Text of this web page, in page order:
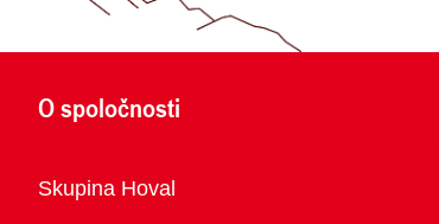
O spoločnosti
Prehľad
Skupina Hoval